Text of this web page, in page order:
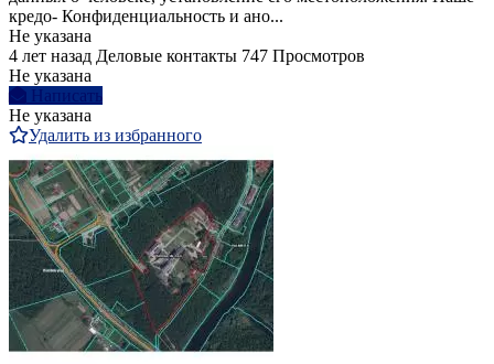
кредо- Конфиденциальность и ано...
Не указана
4 лет назад Деловые контакты 747 Просмотров
Не указана
Написать
Не указана
Удалить из избранного